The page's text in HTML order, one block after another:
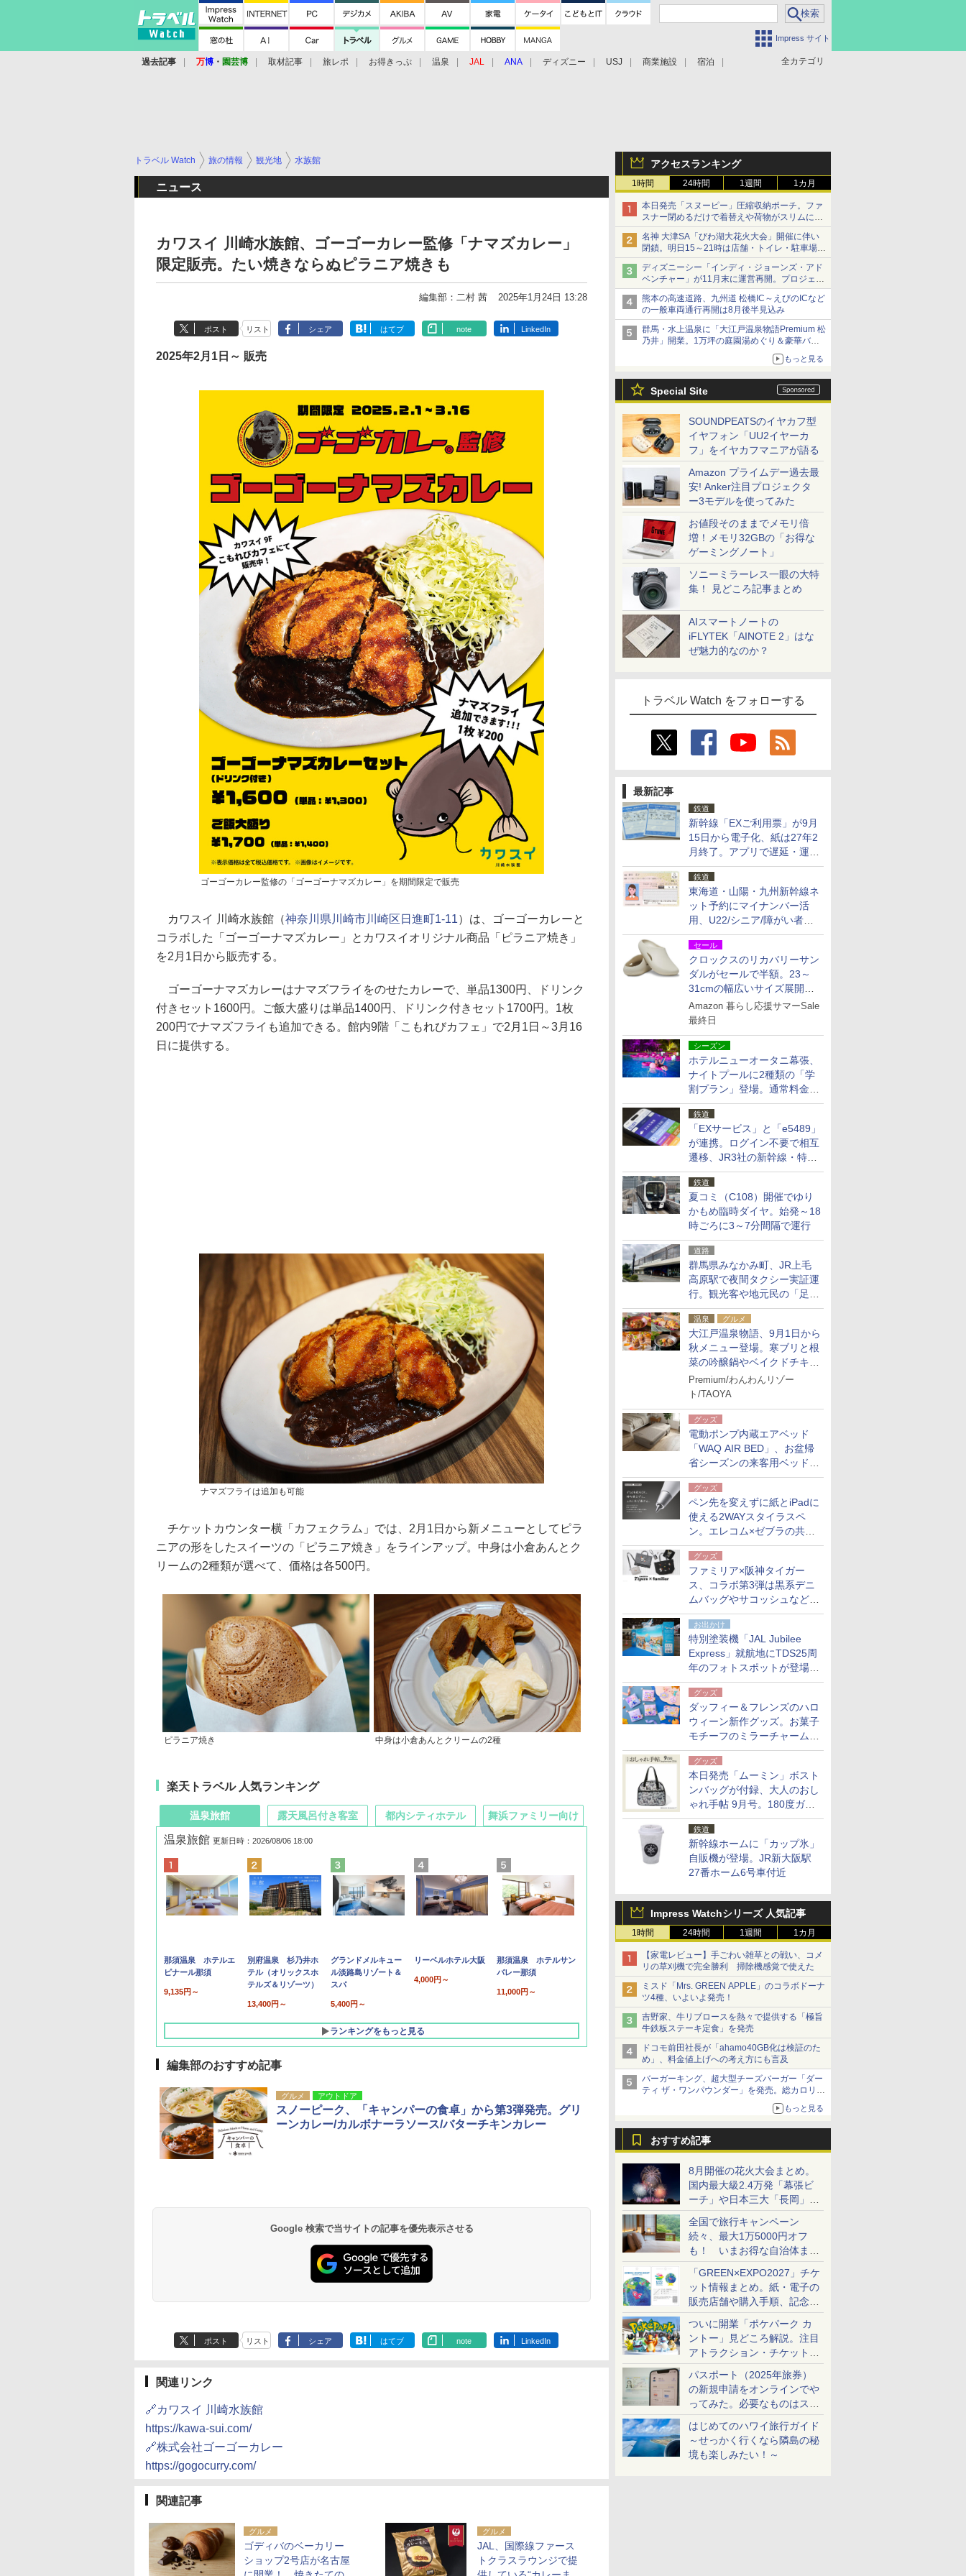
Impress サイト
全カテゴリ
過去記事 万博 ・ 園芸博 取材記事 旅レポ お得きっぷ 温泉 JAL ANA ディズニー USJ 商業施設 宿泊
アクセスランキング
1時間 24時間 1週間 1カ月
本日発売「スヌーピー」圧縮収納ポーチ。ファ
スナー閉めるだけで着替えや荷物がスリムにま
とまる
名神 大津SA「びわ湖大花火大会」開催に伴い
閉鎖。明日15～21時は店舗・トイレ・駐車場の
利用不可
ディズニーシー「インディ・ジョーンズ・アド
ベンチャー」が11月末に運営再開。プロジェク
ションマッピングを追加、DPAは1500円
熊本の高速道路、九州道 松橋IC～えびのICなど
の一般車両通行再開は8月後半見込み
群馬・水上温泉に「大江戸温泉物語Premium 松
乃井」開業。1万坪の庭園湯めぐり＆豪華バイ
もっと見る
Special Site
SOUNDPEATSのイヤカフ型
イヤフォン「UU2イヤーカ
フ」をイヤカフマニアが語る
Amazon プライムデー過去最
安! Anker注目プロジェクタ
ー3モデルを使ってみた
お値段そのままでメモリ倍
増！メモリ32GBの「お得な
ゲーミングノート」
ソニーミラーレス一眼の大特
集！ 見どころ記事まとめ
AIスマートノートの
iFLYTEK「AINOTE 2」はな
ぜ魅力的なのか？
トラベル Watch をフォローする
最新記事
鉄道
新幹線「EXご利用票」が9月
15日から電子化、紙は27年2
月終了。アプリで遅延・運休
も確認可能に
鉄道
東海道・山陽・九州新幹線ネ
ット予約にマイナンバー活
用、U22/シニア/障がい者割
を9月15日から発売
セール
クロックスのリカバリーサン
ダルがセールで半額。23～
31cmの幅広いサイズ展開、
独自のクッション素材を採用
Amazon 暮らし応援サマーSale
最終日
シーズン
ホテルニューオータニ幕張、
ナイトプールに2種類の「学
割プラン」登場。通常料金の
およそ半額でお得に夜活
鉄道
「EXサービス」と「e5489」
が連携。ログイン不要で相互
遷移、JR3社の新幹線・特急
予約をアプリで一括確認
鉄道
夏コミ（C108）開催でゆり
かもめ臨時ダイヤ。始発～18
時ごろに3～7分間隔で運行
道路
群馬県みなかみ町、JR上毛
高原駅で夜間タクシー実証運
行。観光客や地元民の「足が
ない」課題解消へ、木金土に
2台体制
温泉 グルメ
大江戸温泉物語、9月1日から
秋メニュー登場。寒ブリと根
菜の吟醸鍋やベイクドチキ
ン、ショコラ＆栗スイーツも
食べ放題に
Premium/わんわんリゾー
ト/TAOYA
グッズ
電動ポンプ内蔵エアベッド
「WAQ AIR BED」、お盆帰
省シーズンの来客用ベッドに
も。使用後は収納バッグでコ
ンパクトに保管
グッズ
ペン先を変えずに紙とiPadに
使える2WAYスタイラスペ
ン。エレコム×ゼブラの共同
開発
グッズ
ファミリア×阪神タイガー
ス、コラボ第3弾は黒系デニ
ムバッグやサコッシュなど6
点。8月21日オンラインスト
アで発売
お出かけ
特別塗装機「JAL Jubilee
Express」就航地にTDS25周
年のフォトスポットが登場。
10月末まで青森空港に
グッズ
ダッフィー＆フレンズのハロ
ウィーン新作グッズ。お菓子
モチーフのミラーチャーム/
デザインポーチほか
グッズ
本日発売「ムーミン」ボスト
ンバッグが付録、大人のおし
ゃれ手帖 9月号。180度ガバ
ッと開いて大容量
鉄道
新幹線ホームに「カップ氷」
自販機が登場。JR新大阪駅
27番ホーム6号車付近
Impress Watchシリーズ 人気記事
1時間 24時間 1週間 1カ月
【家電レビュー】手ごわい雑草との戦い、コメ
リの草刈機で完全勝利 掃除機感覚で使えた
ミスド「Mrs. GREEN APPLE」のコラボドーナ
ツ4種、いよいよ発売！
吉野家、牛リブロースを熱々で提供する「極旨
牛鉄板ステーキ定食」を発売
ドコモ前田社長が「ahamo40GB化は検証のた
め」、料金値上げへの考え方にも言及
バーガーキング、超大型チーズバーガー「ダー
ティ ザ・ワンパウンダー」を発売。総カロリー
もっと見る
おすすめ記事
8月開催の花火大会まとめ。
国内最大級2.4万発「幕張ビ
ーチ」や日本三大「長岡」な
ど大型イベント目白押し！
全国で旅行キャンペーン
続々、最大1万5000円オフ
も！ いまお得な自治体まと
め
「GREEN×EXPO2027」チケ
ット情報まとめ。紙・電子の
販売店舗や購入手順、記念チ
ケットも解説
ついに開業「ポケパーク カ
ントー」見どころ解説。注目
アトラクション・チケット手
配・来場前に必要な準備は？
パスポート（2025年旅券）
の新規申請をオンラインでや
ってみた。必要なものはスマ
ホとマイナカードのみ
はじめてのハワイ旅行ガイド
～せっかく行くなら隣島の秘
境も楽しみたい！～
トラベル Watch 旅の情報 観光地 水族館
ニュース
カワスイ 川崎水族館、ゴーゴーカレー監修「ナマズカレー」
限定販売。たい焼きならぬピラニア焼きも
編集部：二村 茜 2025年1月24日 13:28
ポスト リスト シェア はてブ note LinkedIn
2025年2月1日～ 販売
ゴーゴーカレー監修の「ゴーゴーナマズカレー」を期間限定で販売
カワスイ 川崎水族館（神奈川県川崎市川崎区日進町1-11）は、ゴーゴーカレーと
コラボした「ゴーゴーナマズカレー」とカワスイオリジナル商品「ピラニア焼き」
を2月1日から販売する。
ゴーゴーナマズカレーはナマズフライをのせたカレーで、単品1300円、ドリンク
付きセット1600円。ご飯大盛りは単品1400円、ドリンク付きセット1700円。1枚
200円でナマズフライも追加できる。館内9階「こもれびカフェ」で2月1日～3月16
日に提供する。
ナマズフライは追加も可能
チケットカウンター横「カフェクラム」では、2月1日から新メニューとしてピラ
ニアの形をしたスイーツの「ピラニア焼き」をラインアップ。中身は小倉あんとク
リームの2種類が選べて、価格は各500円。
ピラニア焼き 中身は小倉あんとクリームの2種
楽天トラベル 人気ランキング
温泉旅館
温泉旅館 更新日時：2026/08/06 18:00
那須温泉 ホテルエ
ピナール那須
9,135円～
別府温泉 杉乃井ホ
テル（オリックスホ
テルズ＆リゾーツ）
13,400円～
グランドメルキュー
ル淡路島リゾート＆
スパ
5,400円～
リーベルホテル大阪
4,000円～
那須温泉 ホテルサン
バレー那須
11,000円～
ランキングをもっと見る
露天風呂付き客室
10,450円～
19,541円～
都内シティホテル 舞浜ファミリー向け
7,950円～
5,758円～
編集部のおすすめ記事
グルメ アウトドア
スノーピーク、「キャンパーの食卓」から第3弾発売。グリ
ーンカレー/カルボナーラソース/バターチキンカレー
Google 検索で当サイトの記事を優先表示させる
ポスト リスト シェア はてブ note LinkedIn
関連リンク
🔗カワスイ 川崎水族館
https://kawa-sui.com/
🔗株式会社ゴーゴーカレー
https://gogocurry.com/
関連記事
グルメ
ゴディバのベーカリー
ショップ2号店が名古屋
グルメ
JAL、国際線ファース
トクラスラウンジで提